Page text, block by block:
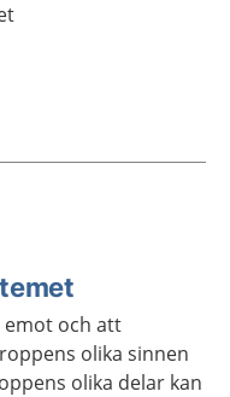
och att
olika sinnen
olika delar kan